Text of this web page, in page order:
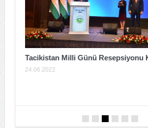
Tacikistan Milli Günü Resepsiyonu
24.06.2022